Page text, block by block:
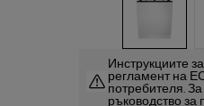
Инструкциите
регламент на
потребителя.
ръководство за